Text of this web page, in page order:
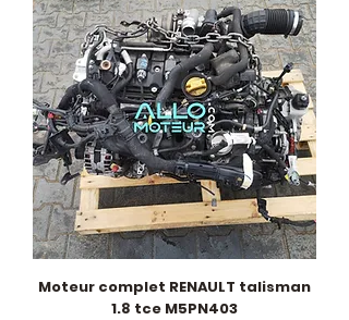
Moteur complet RENAULT talisman
1.8 tce M5PN403